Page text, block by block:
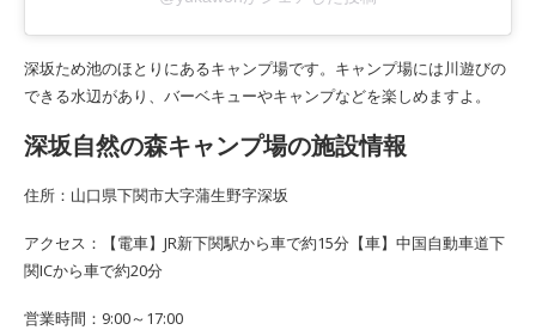
深坂ため池のほとりにあるキャンプ場です。キャンプ場には川遊びの
できる水辺があり、バーベキューやキャンプなどを楽しめますよ。
深坂自然の森キャンプ場の施設情報
住所：山口県下関市大字蒲生野字深坂
アクセス：【電車】JR新下関駅から車で約15分【車】中国自動車道下
関ICから車で約20分
営業時間：9:00～17:00